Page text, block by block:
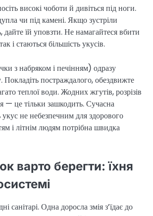
високі чоботи й дивіться під ноги.
чи під камені. Якщо зустріли
їй уповзти. Не намагайтеся вбити
і стаються більшість укусів.
з набряком і печінням) одразу
постраждалого, обездвижте
теплої води. Жодних жгутів, розрізів
— це тільки зашкодить. Сучасна
не небезпечним для здорового
і літнім людям потрібна швидка
варто берегти: їхня
санітарі. Одна доросла змія з’їдає до